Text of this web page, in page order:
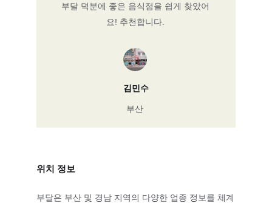
부달 덕분에 좋은 음식점을 쉽게 찾았어
요! 추천합니다.
김민수
부산
위치 정보
부달은 부산 및 경남 지역의 다양한 업종 정보를 체계